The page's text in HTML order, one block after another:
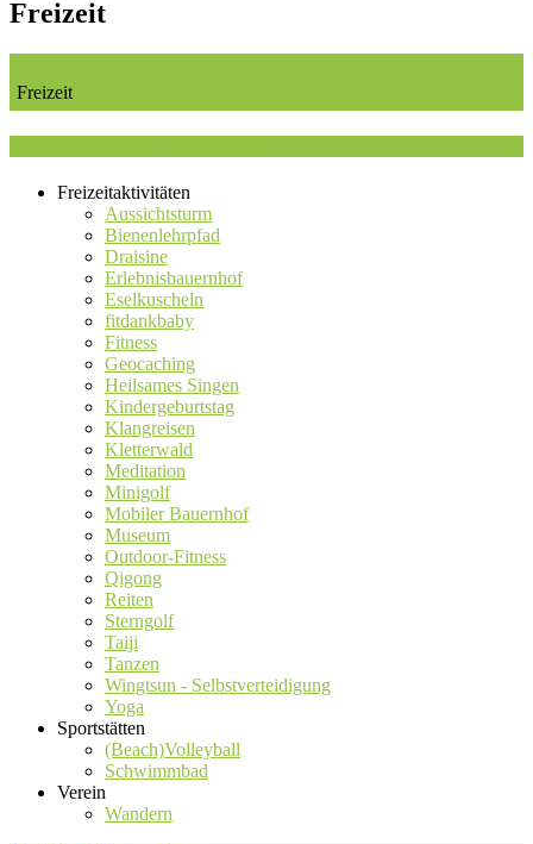
Freizeit
Freizeit
Freizeitaktivitäten
Aussichtsturm
Bienenlehrpfad
Draisine
Erlebnisbauernhof
Eselkuscheln
fitdankbaby
Fitness
Geocaching
Heilsames Singen
Kindergeburtstag
Klangreisen
Kletterwald
Meditation
Minigolf
Mobiler Bauernhof
Museum
Outdoor-Fitness
Qigong
Reiten
Sterngolf
Taiji
Tanzen
Wingtsun - Selbstverteidigung
Yoga
Sportstätten
(Beach)Volleyball
Schwimmbad
Verein
Wandern